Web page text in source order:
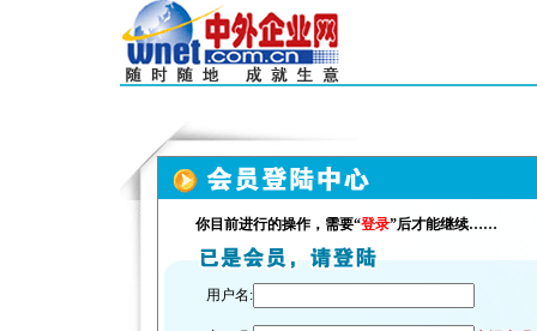
你目前进行的操作，需要“登录”后才能继续……
用户名: